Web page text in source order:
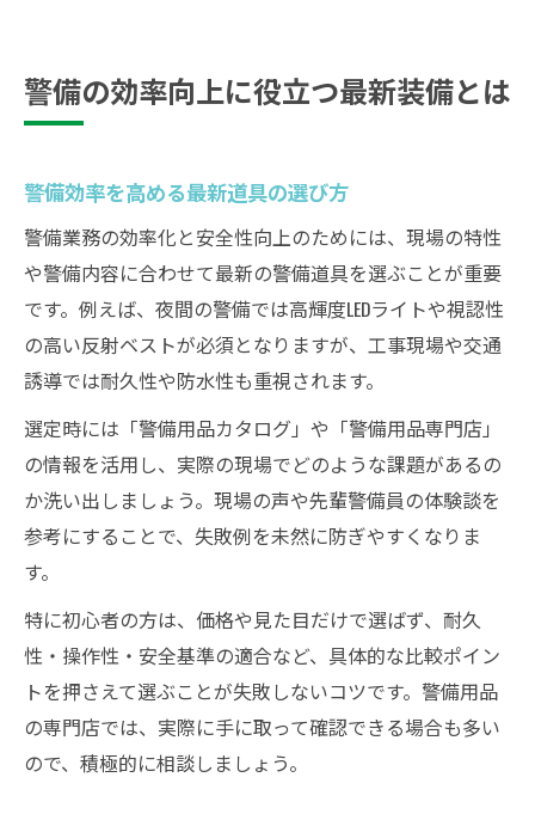
警備の効率向上に役立つ最新装備とは
警備効率を高める最新道具の選び方
警備業務の効率化と安全性向上のためには、現場の特性
や警備内容に合わせて最新の警備道具を選ぶことが重要
です。例えば、夜間の警備では高輝度LEDライトや視認性
の高い反射ベストが必須となりますが、工事現場や交通
誘導では耐久性や防水性も重視されます。
選定時には「警備用品カタログ」や「警備用品専門店」
の情報を活用し、実際の現場でどのような課題があるの
か洗い出しましょう。現場の声や先輩警備員の体験談を
参考にすることで、失敗例を未然に防ぎやすくなりま
す。
特に初心者の方は、価格や見た目だけで選ばず、耐久
性・操作性・安全基準の適合など、具体的な比較ポイン
トを押さえて選ぶことが失敗しないコツです。警備用品
の専門店では、実際に手に取って確認できる場合も多い
ので、積極的に相談しましょう。